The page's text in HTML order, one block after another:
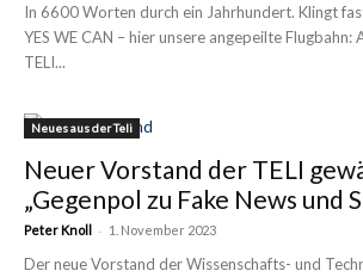
In 6600 Worten durch ein Jahrhundert. Klingt
YES WE CAN – hier unsere angepeilte Flugbahn:
TELI...
Neues aus der Teli
Neuer Vorstand der TELI
„Gegenpol zu Fake News und
Peter Knoll - 1. November 2023
Der neue Vorstand der Wissenschafts- und